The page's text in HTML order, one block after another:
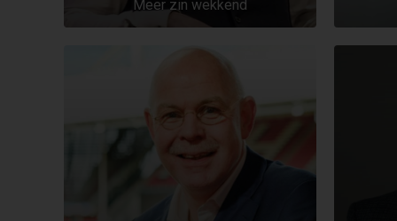
Meer zin wekkend